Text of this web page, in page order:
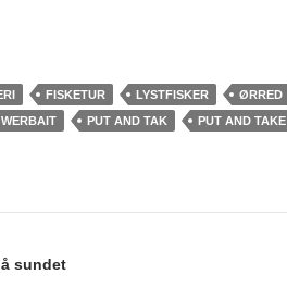
FISKETUR LYSTFISKER
ØRRED
PUT AND TAK
PUT AND TAKE
sundet